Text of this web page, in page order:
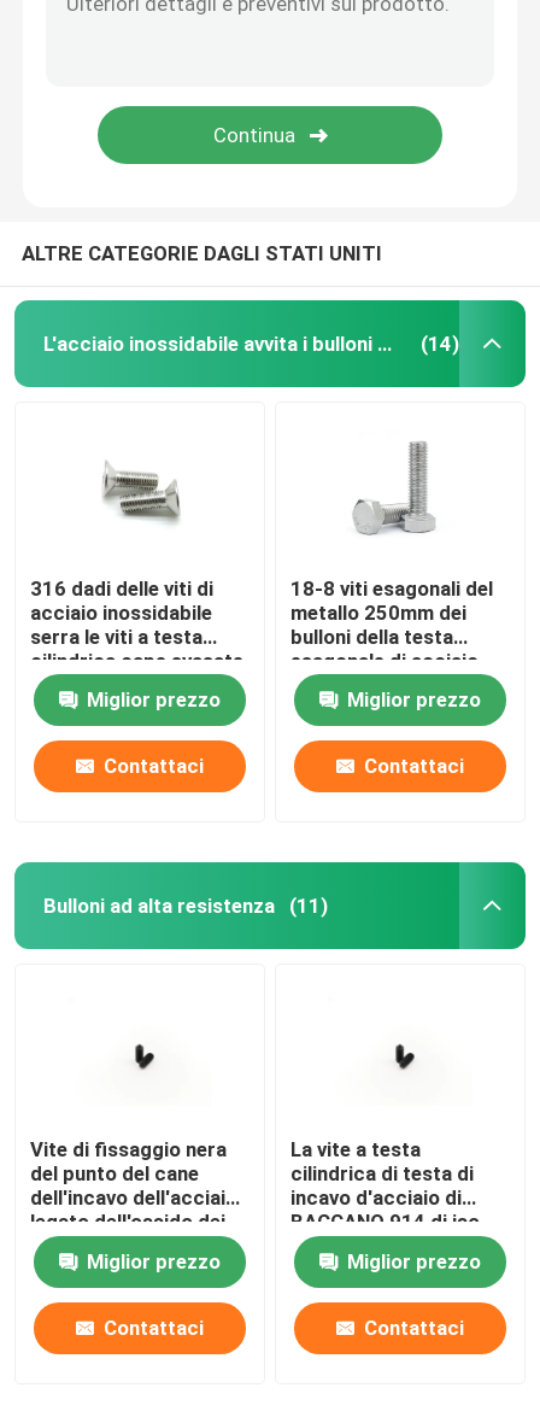
ALTRE CATEGORIE DAGLI STATI UNITI
L'acciaio inossidabile avvita i bulloni matti (14)
316 dadi delle viti di
acciaio inossidabile
serra le viti a testa
cilindrica cape svasate
incavo M16 M10 M8
M4 di esagono
DIN7991
Miglior prezzo
Contattaci
18-8 viti esagonali del
metallo 250mm dei
bulloni della testa
esagonale di acciaio
inossidabile
Miglior prezzo
Contattaci
Bulloni ad alta resistenza (11)
Vite di fissaggio nera
del punto del cane
dell'incavo dell'acciaio
legato dell'ossido dei
bulloni ad alta
resistenza di BACCANO
915 di iso 4028
Miglior prezzo
Contattaci
La vite a testa
cilindrica di testa di
incavo d'acciaio di
BACCANO 914 di iso
4027 strega l'acciaio
legato del punto del
cono dell'azionamento
Miglior prezzo
Contattaci